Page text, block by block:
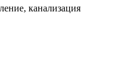
канализация